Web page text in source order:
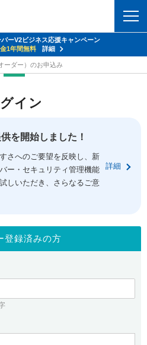
facebook
ログイン
インをご利用希望の方
ザー登録
ーV2ビジネス応援キャンペーン
1年間無料
詳細
ーダー）のお申込み
イン
を開始しました！
さへのご要望を反映し、新
ー・セキュリティ管理機能
しいただき、さらなるご意
詳細
登録済みの方